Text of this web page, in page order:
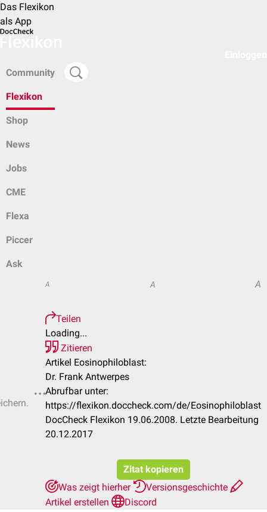
Das Flexikon
als App
Community
Flexikon
Shop
News
Jobs
CME
Flexa
Piccer
Ask
A A A
Teilen
Loading...
Zitieren
Artikel Eosinophiloblast:
Dr. Frank Antwerpes
Abrufbar unter:
https://flexikon.doccheck.com/de/Eosinophiloblast
DocCheck Flexikon 19.06.2008. Letzte Bearbeitung
20.12.2017
Zitat kopieren
Was zeigt hierher
Versionsgeschichte
Artikel erstellen
Discord